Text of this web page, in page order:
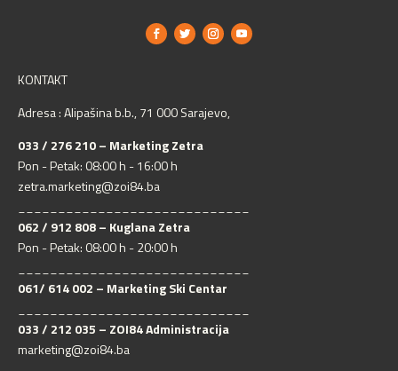
KONTAKT
Adresa : Alipašina b.b., 71 000 Sarajevo,
033 / 276 210 – Marketing Zetra
Pon - Petak: 08:00 h - 16:00 h
zetra.marketing@zoi84.ba
062 / 912 808 – Kuglana Zetra
Pon - Petak: 08:00 h - 20:00 h
061/ 614 002 – Marketing Ski Centar
033 / 212 035 – ZOI84 Administracija
marketing@zoi84.ba